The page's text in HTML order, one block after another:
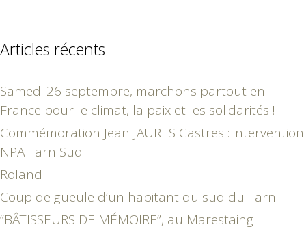
Articles récents
Samedi 26 septembre, marchons partout en
France pour le climat, la paix et les solidarités !
Commémoration Jean JAURES Castres : intervention
NPA Tarn Sud :
Roland
Coup de gueule d’un habitant du sud du Tarn
“BÂTISSEURS DE MÉMOIRE”, au Marestaing